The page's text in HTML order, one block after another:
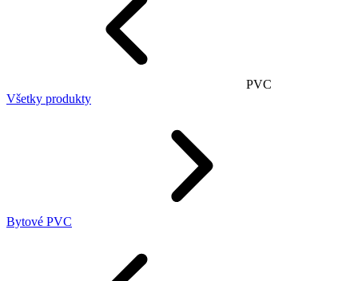
PVC
Všetky produkty
Bytové PVC